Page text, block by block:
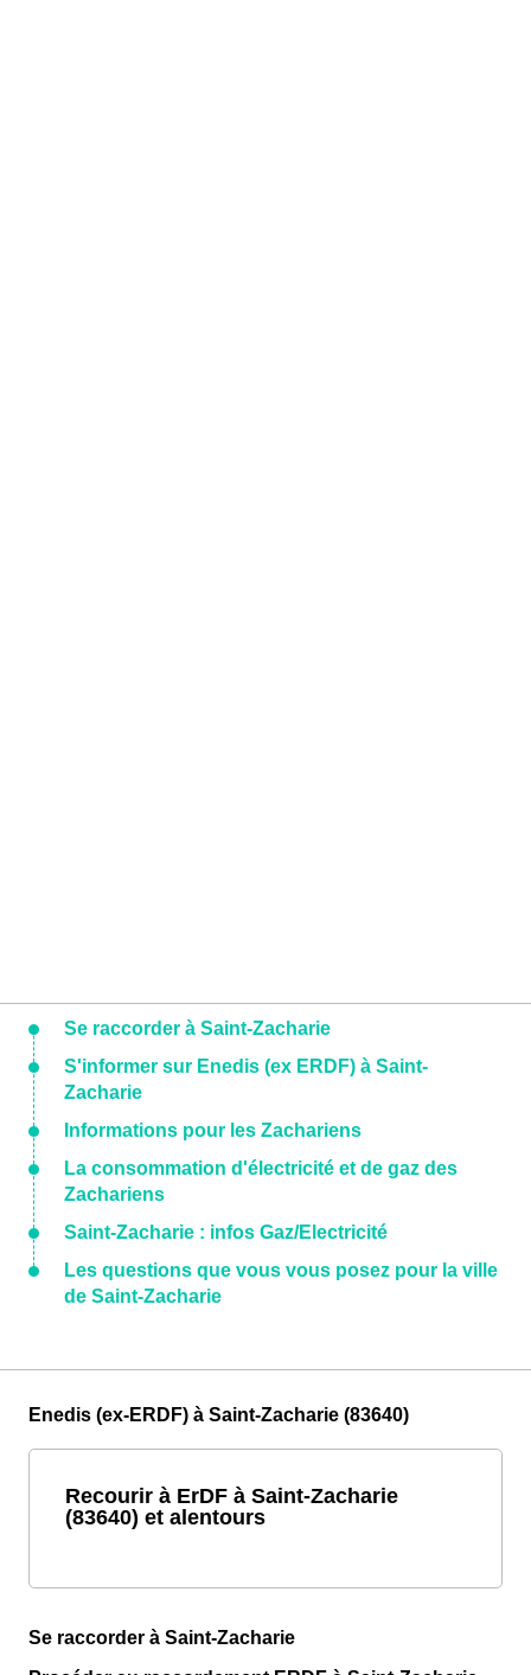
Se raccorder à Saint-Zacharie
S'informer sur Enedis (ex ERDF) à Saint-
Zacharie
Informations pour les Zachariens
La consommation d'électricité et de gaz des
Zachariens
Saint-Zacharie : infos Gaz/Electricité
Les questions que vous vous posez pour la ville
de Saint-Zacharie
Enedis (ex-ERDF) à Saint-Zacharie (83640)
Recourir à ErDF à Saint-Zacharie
(83640) et alentours
Se raccorder à Saint-Zacharie